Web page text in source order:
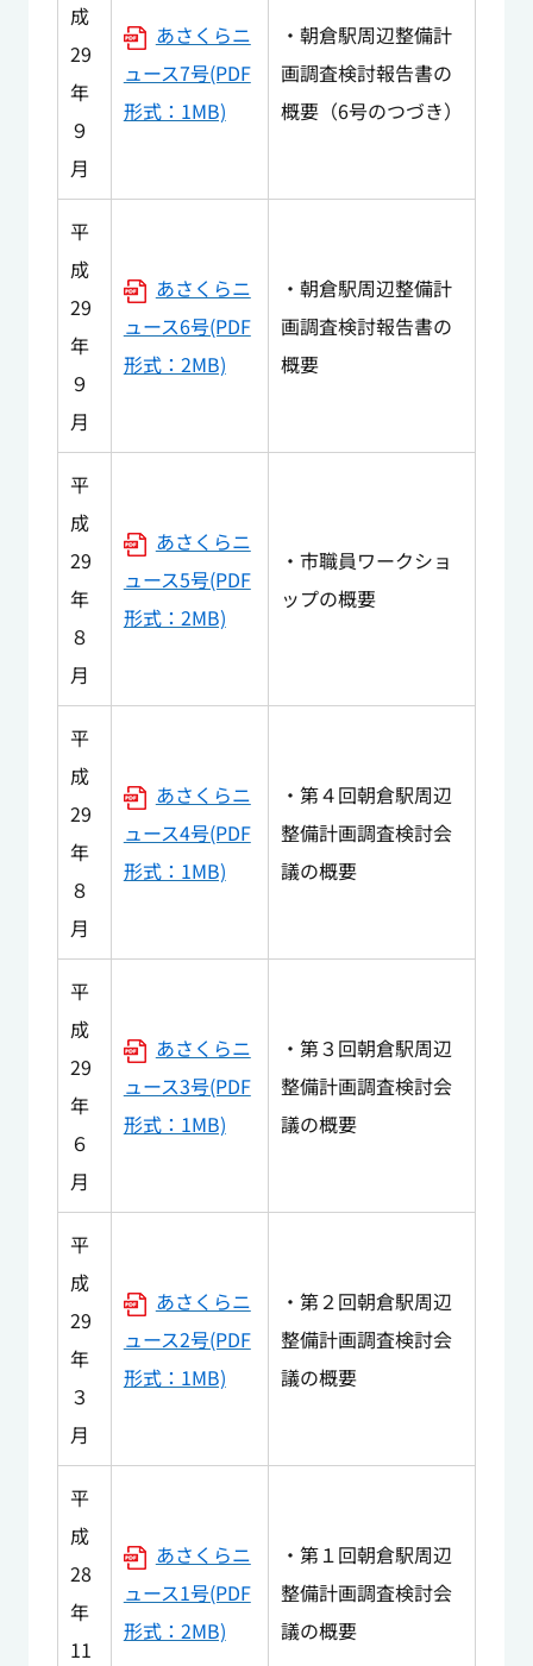
成
29
年
９
月
あさくらニ
ュース7号(PDF
形式：1MB)
・朝倉駅周辺整備計
画調査検討報告書の
概要（6号のつづき）
平
成
29
年
９
月
あさくらニ
ュース6号(PDF
形式：2MB)
・朝倉駅周辺整備計
画調査検討報告書の
概要
平
成
29
年
８
月
あさくらニ
ュース5号(PDF
形式：2MB)
・市職員ワークショ
ップの概要
平
成
29
年
８
月
あさくらニ
ュース4号(PDF
形式：1MB)
・第４回朝倉駅周辺
整備計画調査検討会
議の概要
平
成
29
年
６
月
あさくらニ
ュース3号(PDF
形式：1MB)
・第３回朝倉駅周辺
整備計画調査検討会
議の概要
平
成
29
年
３
月
あさくらニ
ュース2号(PDF
形式：1MB)
・第２回朝倉駅周辺
整備計画調査検討会
議の概要
平
成
28
年
11
あさくらニ
ュース1号(PDF
形式：2MB)
・第１回朝倉駅周辺
整備計画調査検討会
議の概要